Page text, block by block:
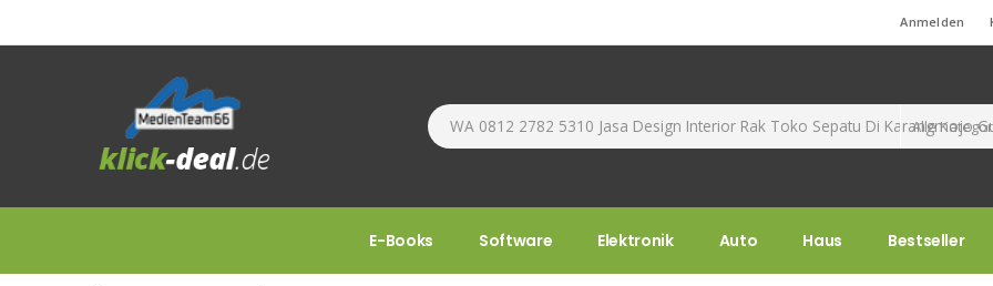
Anmelden
E-Books Software Elektronik Auto Haus Bestseller